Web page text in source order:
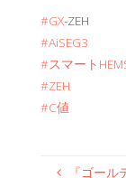
#GX-ZEH
#AiSEG3
#スマート
#ZEH
#C値
『ゴー